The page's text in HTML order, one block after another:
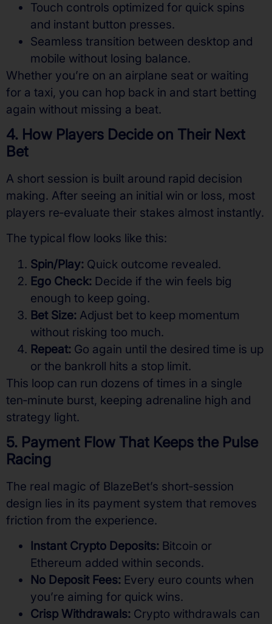
Touch controls optimized for quick spins
and instant button presses.
Seamless transition between desktop and
mobile without losing balance.
Whether you’re on an airplane seat or waiting
for a taxi, you can hop back in and start betting
again without missing a beat.
4. How Players Decide on Their Next
Bet
A short session is built around rapid decision
making. After seeing an initial win or loss, most
players re‑evaluate their stakes almost instantly.
The typical flow looks like this:
Spin/Play: Quick outcome revealed.
Ego Check: Decide if the win feels big
enough to keep going.
Bet Size: Adjust bet to keep momentum
without risking too much.
Repeat: Go again until the desired time is up
or the bankroll hits a stop limit.
This loop can run dozens of times in a single
ten‑minute burst, keeping adrenaline high and
strategy light.
5. Payment Flow That Keeps the Pulse
Racing
The real magic of BlazeBet’s short‑session
design lies in its payment system that removes
friction from the experience.
Instant Crypto Deposits: Bitcoin or
Ethereum added within seconds.
No Deposit Fees: Every euro counts when
you’re aiming for quick wins.
Crisp Withdrawals: Crypto withdrawals can